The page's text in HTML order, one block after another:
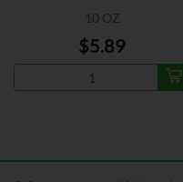
10 OZ
$5.89